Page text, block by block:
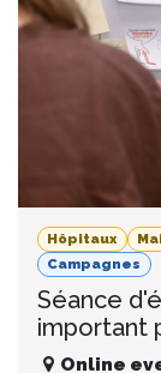
Hôpitaux
Campagnes
Séance
important
Online